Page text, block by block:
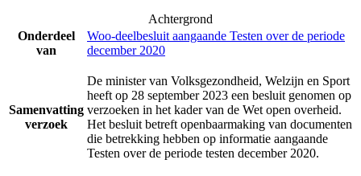
Achtergrond
Onderdeel
van
Woo-deelbesluit aangaande Testen over de periode
december 2020
Samenvatting
verzoek
De minister van Volksgezondheid, Welzijn en Sport
heeft op 28 september 2023 een besluit genomen op
verzoeken in het kader van de Wet open overheid.
Het besluit betreft openbaarmaking van documenten
die betrekking hebben op informatie aangaande
Testen over de periode testen december 2020.